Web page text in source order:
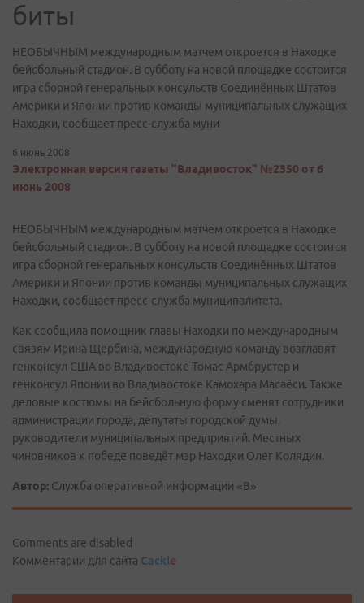
биты
НЕОБЫЧНЫМ международным матчем откроется в Находке
бейсбольный стадион. В субботу на новой площадке состоится
игра сборной генеральных консульств Соединённых Штатов
Америки и Японии против команды муниципальных служащих
Находки, сообщает пресс-служба муни
6 июнь 2008
Электронная версия газеты "Владивосток" №2350 от 6
июнь 2008
НЕОБЫЧНЫМ международным матчем откроется в Находке
бейсбольный стадион. В субботу на новой площадке состоится
игра сборной генеральных консульств Соединённых Штатов
Америки и Японии против команды муниципальных служащих
Находки, сообщает пресс-служба муниципалитета.
Как сообщила помощник главы Находки по международным
связям Ирина Щербина, международную команду возглавят
генконсул США во Владивостоке Томас Армбрустер и
генконсул Японии во Владивостоке Камохара Масаёси. Также
деловые костюмы на бейсбольную форму сменят сотрудники
администрации города, депутаты городской думы,
руководители муниципальных предприятий. Местных
чиновников к победе поведёт мэр Находки Олег Колядин.
Автор: Служба оперативной информации «В»
Comments are disabled
Комментарии для сайта Cackle